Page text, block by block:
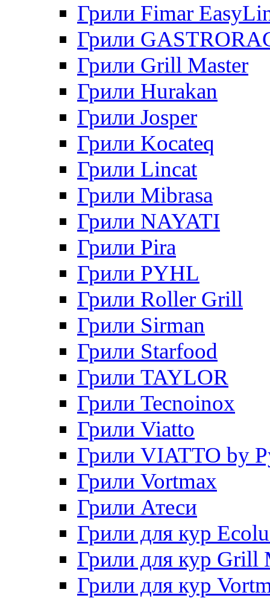
Грили Fimar
Грили
Грили Grill Master
Грили Hurakan
Грили Josper
Грили Kocateq
Грили Lincat
Грили Mibrasa
Грили NAYATI
Грили Pira
Грили PYHL
Грили Roller Grill
Грили Sirman
Грили Starfood
Грили TAYLOR
Грили Tecnoinox
Грили Viatto
Грили VIATTO by
Грили Vortmax
Грили Атеси
Грили для кур
Грили для кур Grill
Грили для кур